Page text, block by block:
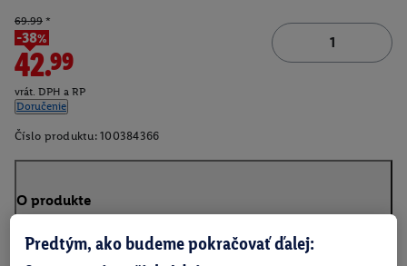
69.99 *
-38%
42.99
vrát. DPH a RP
Doručenie
Číslo produktu: 100384366
O produkte
Predtým, ako budeme pokračovať ďalej: